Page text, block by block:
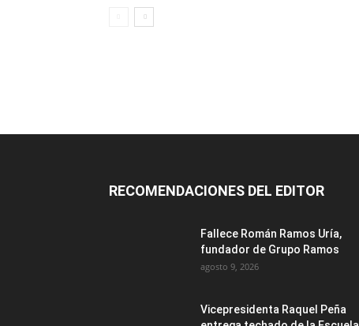
RECOMENDACIONES DEL EDITOR
Fallece Román Ramos Uría,
fundador de Grupo Ramos
agosto 9, 2026
Vicepresidenta Raquel Peña